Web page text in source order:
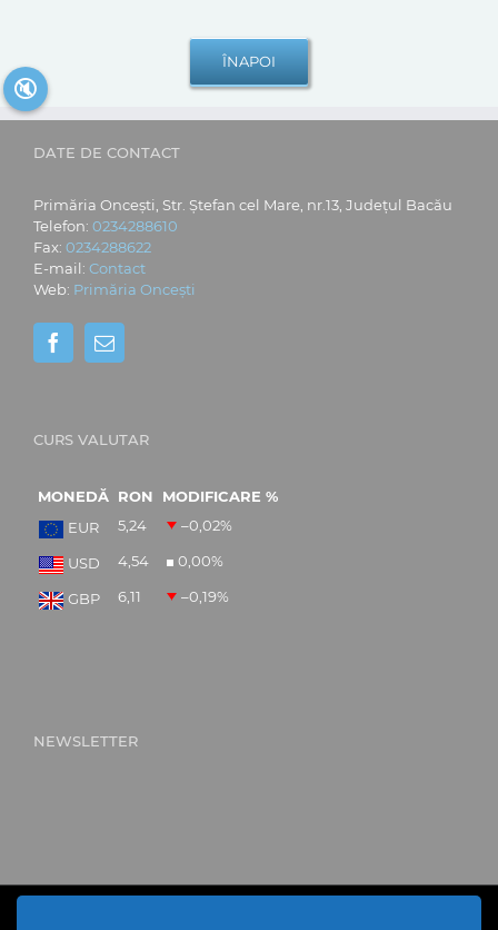
DATE DE CONTACT
Primăria Oncești, Str. Ștefan cel Mare, nr.13, Județul Bacău
Telefon: 0234288610
Fax: 0234288622
E-mail: Contact
Web: Primăria Oncești
CURS VALUTAR
MONEDĂ RON
MODIFICARE %
EUR
5,24 –0,02%
USD 4,54 0,00%
GBP 6,11 –0,19%
NEWSLETTER
🔇